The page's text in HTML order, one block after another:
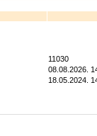
11030
08.08.2026.
18.05.2024.